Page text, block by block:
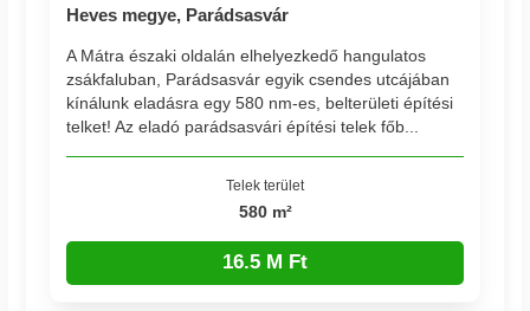
Heves megye, Parádsasvár
A Mátra északi oldalán elhelyezkedő hangulatos
zsákfaluban, Parádsasvár egyik csendes utcájában
kínálunk eladásra egy 580 nm-es, belterületi építési
telket! Az eladó parádsasvári építési telek főb...
Telek terület
580 m²
16.5 M Ft